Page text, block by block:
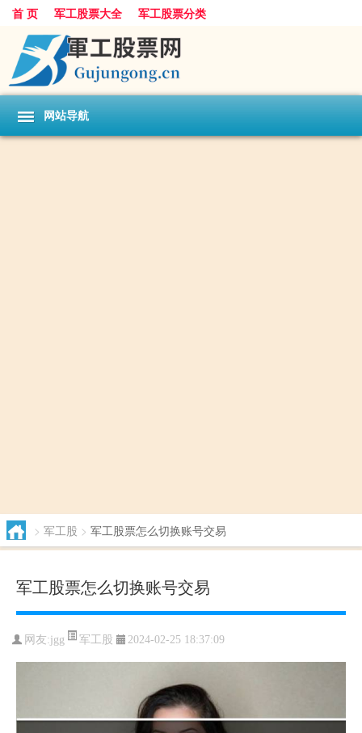
首 页 军工股票大全 军工股票分类
网站导航
> 军工股 > 军工股票怎么切换账号交易
军工股票怎么切换账号交易
网友:jgg 军工股 2024-02-25 18:37:09